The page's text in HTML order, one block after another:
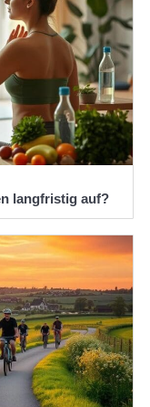
langfristig auf?